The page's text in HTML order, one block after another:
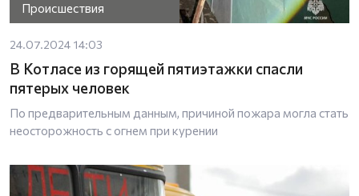
Происшествия
24.07.2024 14:03
В Котласе из горящей пятиэтажки спасли
пятерых человек
По предварительным данным, причиной пожара могла стать
неосторожность с огнем при курении